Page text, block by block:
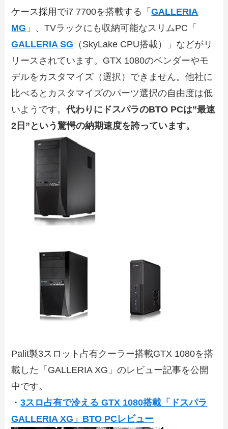
ケース採用でi7 7700を搭載する「GALLERIA
MG 」、TVラックにも収納可能なスリムPC「
GALLERIA SG （SkyLake CPU搭載）」などがリ
リースされています。GTX 1080のベンダーやモ
デルをカスタマイズ（選択）できません。他社に
比べるとカスタマイズのパーツ選択の自由度は低
いようです。代わりにドスパラのBTO PCは”最速
2日”という驚愕の納期速度を誇っています。
Palit製3スロット占有クーラー搭載GTX 1080を搭
載した「GALLERIA XG」のレビュー記事を公開
中です。
・3スロ占有で冷える GTX 1080搭載「ドスパラ
GALLERIA XG」BTO PCレビュー